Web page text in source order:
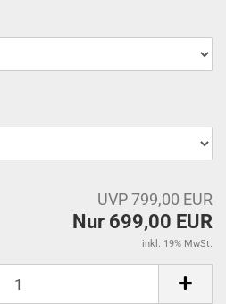
UVP 799,00 EUR
Nur 699,00 EUR
inkl. 19% MwSt.